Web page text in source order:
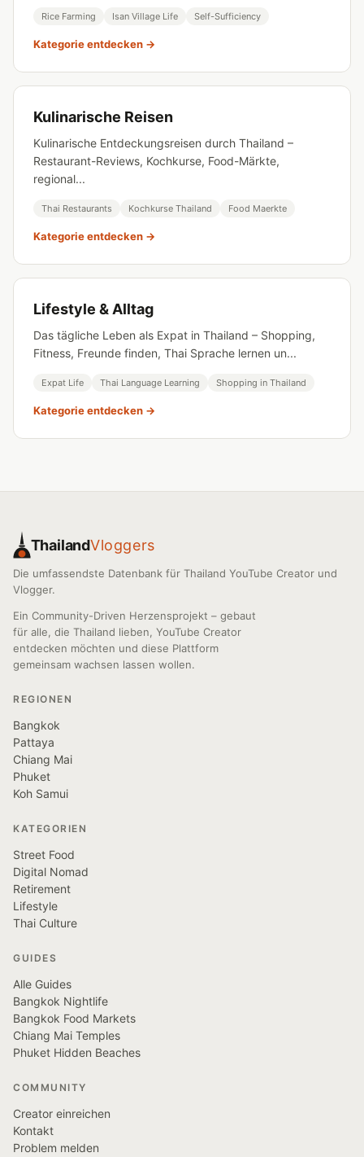
Rice Farming Isan Village Life Self-Sufficiency
Kategorie entdecken →
Kulinarische Reisen
Kulinarische Entdeckungsreisen durch Thailand –
Restaurant-Reviews, Kochkurse, Food-Märkte,
regional...
Thai Restaurants Kochkurse Thailand Food Maerkte
Kategorie entdecken →
Lifestyle & Alltag
Das tägliche Leben als Expat in Thailand – Shopping,
Fitness, Freunde finden, Thai Sprache lernen un...
Expat Life Thai Language Learning Shopping in Thailand
Kategorie entdecken →
ThailandVloggers
Die umfassendste Datenbank für Thailand YouTube Creator und
Vlogger.
Ein Community-Driven Herzensprojekt – gebaut
für alle, die Thailand lieben, YouTube Creator
entdecken möchten und diese Plattform
gemeinsam wachsen lassen wollen.
REGIONEN
Bangkok
Pattaya
Chiang Mai
Phuket
Koh Samui
KATEGORIEN
Street Food
Digital Nomad
Retirement
Lifestyle
Thai Culture
GUIDES
Alle Guides
Bangkok Nightlife
Bangkok Food Markets
Chiang Mai Temples
Phuket Hidden Beaches
COMMUNITY
Creator einreichen
Kontakt
Problem melden